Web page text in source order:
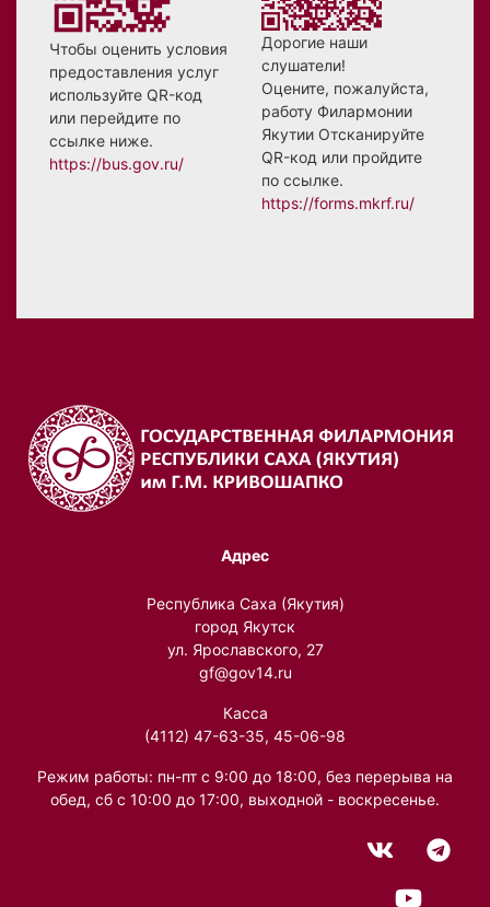
Чтобы оценить условия
предоставления услуг
используйте QR-код
или перейдите по
ссылке ниже.
https://bus.gov.ru/
Дорогие наши
слушатели!
Оцените, пожалуйста,
работу Филармонии
Якутии Отсканируйте
QR-код или пройдите
по ссылке.
https://forms.mkrf.ru/
Адрес
Республика Саха (Якутия)
город Якутск
ул. Ярославского, 27
gf@gov14.ru
Касса
(4112) 47-63-35, 45-06-98
Режим работы: пн-пт с 9:00 до 18:00, без перерыва на
обед, сб с 10:00 до 17:00, выходной - воскресенье.